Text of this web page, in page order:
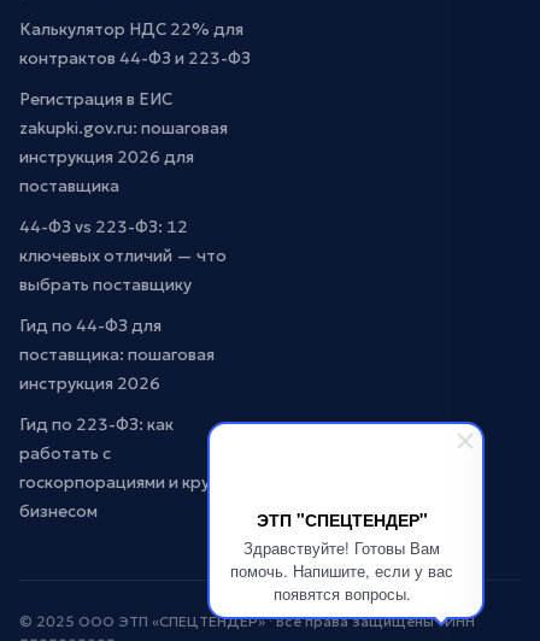
ЭТП "СПЕЦТЕНДЕР"
Здравствуйте! Готовы Вам
помочь. Напишите, если у вас
появятся вопросы.
Калькулятор НДС 22% для
контрактов 44-ФЗ и 223-ФЗ
Регистрация в ЕИС
zakupki.gov.ru: пошаговая
инструкция 2026 для
поставщика
44-ФЗ vs 223-ФЗ: 12
ключевых отличий — что
выбрать поставщику
Гид по 44-ФЗ для
поставщика: пошаговая
инструкция 2026
Гид по 223-ФЗ: как
работать с
госкорпорациями и крупным
бизнесом
© 2025 ООО ЭТП «СПЕЦТЕНДЕР» · Все права защищены · ИНН